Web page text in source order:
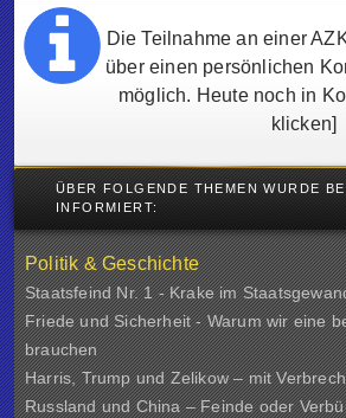
Die Teilnahme an einer
über einen persönlichen
möglich. Heute noch in
klicken]
ÜBER FOLGENDE THEMEN WURDE
INFORMIERT:
Politik & Geschichte
Staatsfeind Nr. 1 - Krake im
Friede und Sicherheit - Warum wir eine
brauchen
Harris, Trump und Zelikow – mit
Russland und China – Feinde oder